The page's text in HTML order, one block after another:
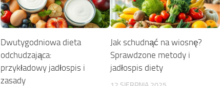
Dwutygodniowa dieta
odchudzająca:
przykładowy jadłospis i
zasady
Jak schudnąć na wiosnę?
Sprawdzone metody i
jadłospis diety